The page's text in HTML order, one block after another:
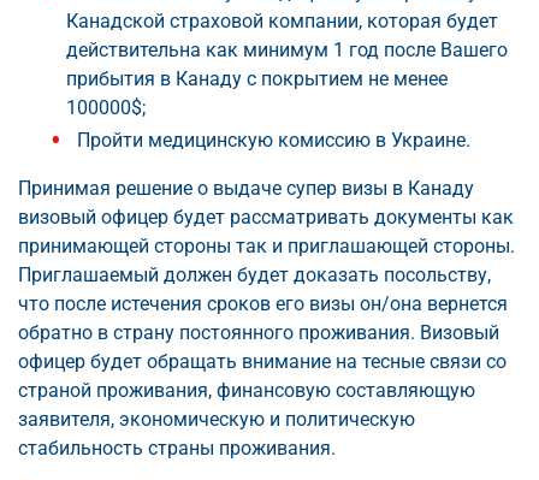
Канадской страховой компании, которая будет
действительна как минимум 1 год после Вашего
прибытия в Канаду с покрытием не менее
100000$;
Пройти медицинскую комиссию в Украине.
Принимая решение о выдаче супер визы в Канаду
визовый офицер будет рассматривать документы как
принимающей стороны так и приглашающей стороны.
Приглашаемый должен будет доказать посольству,
что после истечения сроков его визы он/она вернется
обратно в страну постоянного проживания. Визовый
офицер будет обращать внимание на тесные связи со
страной проживания, финансовую составляющую
заявителя, экономическую и политическую
стабильность страны проживания.